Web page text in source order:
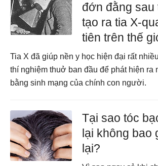
đớn đằng sau
tạo ra tia X-
tiên trên thế
Tia X đã giúp nền y học hiện đại rất
thí nghiệm thuở ban đầu để phát hiện ra
bằng sinh mạng của chính con người.
Tại sao tóc
lại không bao
lại?